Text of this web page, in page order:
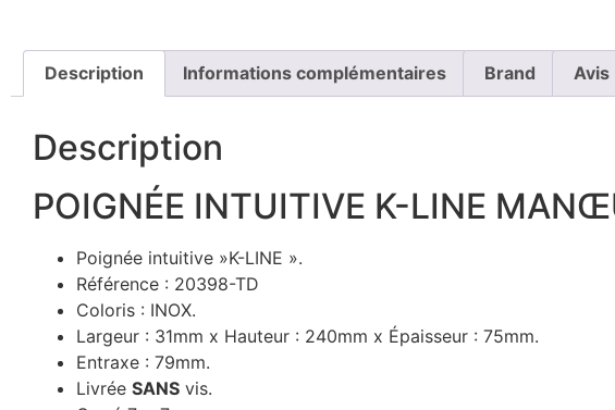
Description Informations complémentaires Brand Avis
Description
POIGNÉE INTUITIVE K-LINE
Poignée intuitive »K-LINE ».
Référence : 20398-TD
Coloris : INOX.
Largeur : 31mm x Hauteur : 240mm x Épaisseur : 75mm.
Entraxe : 79mm.
Livrée SANS vis.